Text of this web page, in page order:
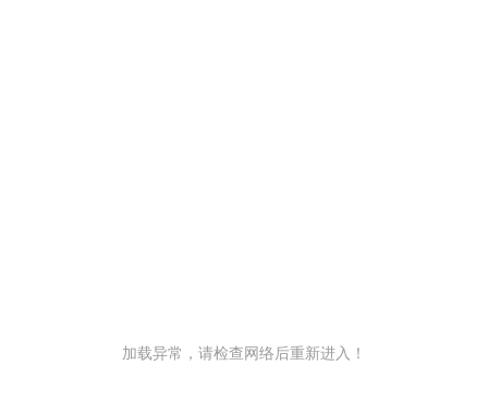
加载异常，请检查网络后重新进入！